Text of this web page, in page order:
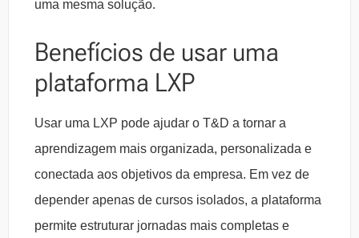
uma mesma solução.
Benefícios de usar uma
plataforma LXP
Usar uma LXP pode ajudar o T&D a tornar a
aprendizagem mais organizada, personalizada e
conectada aos objetivos da empresa. Em vez de
depender apenas de cursos isolados, a plataforma
permite estruturar jornadas mais completas e